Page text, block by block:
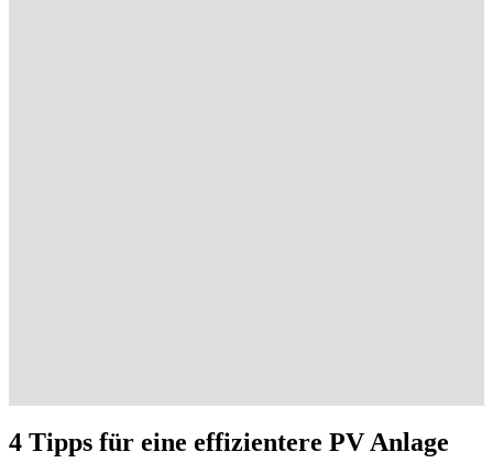
4 Tipps für eine effizientere PV Anlage